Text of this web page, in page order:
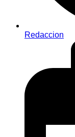
Redaccion